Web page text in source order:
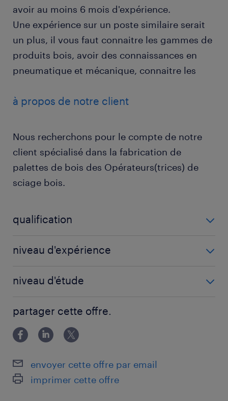
avoir au moins 6 mois d'expérience.
Une expérience sur un poste similaire serait
un plus, il vous faut connaitre les gammes de
produits bois, avoir des connaissances en
pneumatique et mécanique, connaitre les
à propos de notre client
Nous recherchons pour le compte de notre
client spécialisé dans la fabrication de
palettes de bois des Opérateurs(trices) de
sciage bois.
qualification
niveau d'expérience
niveau d'étude
partager cette offre.
envoyer cette offre par email
imprimer cette offre